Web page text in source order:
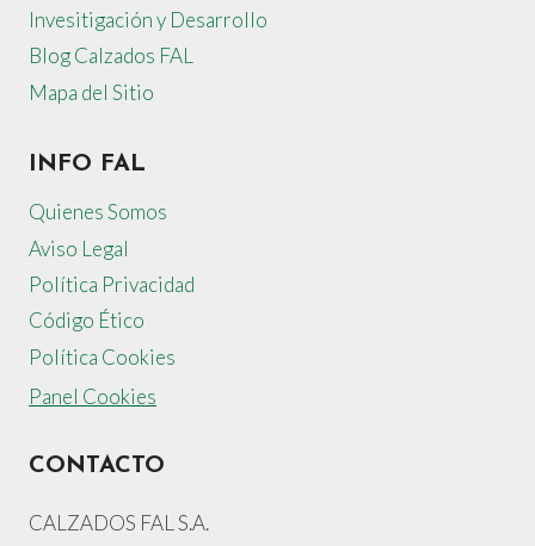
Invesitigación y Desarrollo
Blog Calzados FAL
Mapa del Sitio
INFO FAL
Quienes Somos
Aviso Legal
Política Privacidad
Código Ético
Política Cookies
Panel Cookies
CONTACTO
CALZADOS FAL S.A.